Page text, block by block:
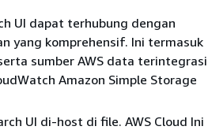
UI dapat terhubung dengan
yang komprehensif. Ini termasuk
sumber AWS data terintegrasi
Amazon Simple Storage
UI di-host di file. AWS Cloud Ini